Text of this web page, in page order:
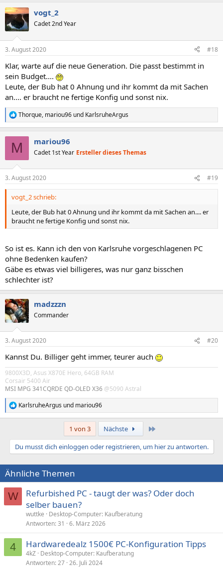
vogt_2
Cadet 2nd Year
3. August 2020 #18
Klar, warte auf die neue Generation. Die passt bestimmt in
sein Budget....
Leute, der Bub hat 0 Ahnung und ihr kommt da mit Sachen
an.... er braucht ne fertige Konfig und sonst nix.
R
e
e
n
Thorque, mariou96 und KarlsruheArgus
M mariou96
Cadet 1st Year Ersteller dieses Themas
3. August 2020 #19
vogt_2 schrieb:
Leute, der Bub hat 0 Ahnung und ihr kommt da mit Sachen an.... er
braucht ne fertige Konfig und sonst nix.
So ist es. Kann ich den von Karlsruhe vorgeschlagenen PC
ohne Bedenken kaufen?
Gäbe es etwas viel billigeres, was nur ganz bisschen
schlechter ist?
madzzzn
Commander
3. August 2020 #20
Kannst Du. Billiger geht immer, teurer auch
9800X3D, Asus X870E Hero, 64GB RAM
Corsair 5400 Air
MSI MPG 341CQRDE QD-OLED X36 @5090 Astral
R
e
t
o
n
e
n
:
KarlsruheArgus und mariou96
1 von 3 Nächste
Du musst dich einloggen oder registrieren, um hier zu antworten.
Ähnliche Themen
W
Refurbished PC - taugt der was? Oder doch
selber bauen?
wuttke
Desktop-Computer: Kaufberatung
Antworten 31 6. März 2026
4 Hardwaredealz 1500€ PC-Konfiguration Tipps
4kZ Desktop-Computer: Kaufberatung
Antworten 27 26. Juli 2024